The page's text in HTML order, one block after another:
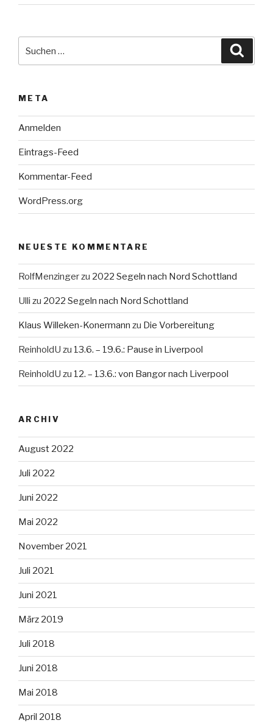
nach:
META
Anmelden
Eintrags-Feed
Kommentar-Feed
WordPress.org
NEUESTE KOMMENTARE
RolfMenzingerzu 2022 Segeln nach Nord Schottland
Ulli zu 2022 Segeln nach Nord Schottland
Klaus Willeken-Konermann zu Die Vorbereitung
ReinholdU zu 13.6. – 19.6.: Pause in Liverpool
ReinholdU zu 12. – 13.6.: von Bangor nach Liverpool
ARCHIV
August 2022
Juli 2022
Juni 2022
Mai 2022
November 2021
Juli 2021
Juni 2021
März 2019
Juli 2018
Juni 2018
Mai 2018
April 2018